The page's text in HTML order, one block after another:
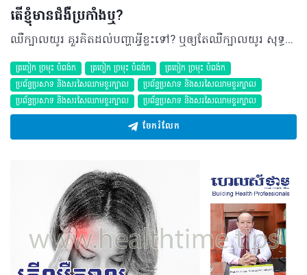
តើខ្ញុំមានជំងឺប្រកាំងឬ?
ឈឺក្បាលយូរ គួរគិតដល់បញ្ហាអ្វីខ្លះទៅ? ឬឲ្យតែឈឺក្បាលយូរ សុទ្ធតែជាជាជំងឺប្រកាំងមែនទេ? ដើម្បីស្រាយចង្ងល់នូវសំណួរទាំងនេះអត្ថបទខាងក្រោម អាចជាចម្លើយសម្រាប់មិត្តអ្នកអានទាំងឡាយបាន… សំណួរ៖ ខ្ញុំបាទអាយុ២៣ឆ្នាំ ភេទប្រុស កម្ពស់១ម៉ែត្រ៦២ ទម្ងន់៥៥គីឡូក្រាម មុខរបរជា និស្សិត។ រយៈពេល២ឆ្នាំកន្លងមកនេះ ខ្ញុំមានអាការៈឈឺក្បាល គេងមិនសូវលក់ និងហេវហត់ ជាខ្លាំង ហើយភាគច្រើនខ្ញុំតែងតែស្វែងរកការ ព្យាបាលដោយការប្រើថ្នាំឈឺក្បាល ឬផ្តាសាយ ប៉ុណ្ណោះ។ ខ្ញុំបាទចង់សួរទៅកាន់លោកវេជ្ជបណ្ឌិតថា ការឈឺក្បាលរយៈពេលយូរបែបនេះនឹងប៉ះពាល់ដល់ខួរក្បាលខ្ញុំដូចម្តេចខ្លះ? តើគួរតែព្យាបាលបែបណា ទើបមានប្រសិទ្ធភាព? តើនេះជា ជំងឺប្រកាំង ឬយ៉ាងណា? ចម្លើយ៖ ទាក់ទងនឹងកត្តាឈឺក្បាល និងការហេវហត់ត្រូវពិនិត្យមើលលើសុខភាពទូទៅ ថាមានខ្វះគ្រាប់ឈាមក្រហម គ្រាប់ឈាមមិនមានមេរោគ បានចាក់ថ្នាំបង្ការគ្រប់ចំនួន។ ទោះជាយ៉ាង ណាក៏ដោយ ប្រសិនបើមិនមានអាការៈជំងឺផ្សេង ទៀតទេ ព្រមទាំងធ្វើតាមបទដ្ឋានត្រឹមត្រូវហើយ នៅតែឈឺក្បាលទៀត ដូចនេះត្រូវចោទសួរថាតើការឈឺក្បាលបណ្តាលមកពីមូលហេតុអ្វី? ការឈឺក្បាលរយៈពេលយូរ មានលក្ខណៈឈឺបាត់ៗ តែមិនមានភាពធ្ងន់ធ្ងរអ្វីទេ ការឈឺនេះអាចទាក់ ទងនឹងអារម្មណ៍ច្រើនជាង។ បើមានជាដុំសាច់ផ្សេងៗក្នុងខួរក្បាល ឬការប៉ះពាល់ដល់ប្រព័ន្ធ ប្រសាទ វាមិនប្រាកដថាមានតែឈឺក្បាលមួយមុខទេ អាចមានលេចចេញជាសញ្ញាផ្សេងៗទៀត ដូចជាមិនអាចកម្រើកដៃ ឬជើងបាន រឹងក ឡើងកម្តៅ ស្ពឹក ប៉ះពាល់លើភ្នែក ឬត្រចៀកជាដើម។ បើសិនជាប្រកាំង ការឈឺត្រូវមានលក្ខណៈពិសេសដូចជាឈឺមួយចំហៀង ឆ្វេង ឬស្តាំ រយៈពេលឈឺតិចជាង ៧២ ម៉ោង ហើយការឈឺមាន ពេលវេលាច្បាស់លាស់ និងមានអាការៈក្អួតចង្អោរ ស្រវាំងភ្នែកជាដើម។ ប៉ុន្តែការជួបពិគ្រោះជាមួយវេជ្ជបណ្ឌិត ផ្នែកប្រព័ន្ធសរសៃប្រសាទ ខួរក្បាល និងសរសៃប្រសាទ ដើម្បីធ្វើរោគវិនិច្ឆ័យ ឲ្យបានត្រឹមត្រូវទើបជាការប្រសើរ។ បកស្រាយដោយ៖ សាស្ត្រាចារ្យ វេជ្ជបណ្ឌិត ជុំ ណាវុធ ឯកទេសប្រព័ន្ធសរសៃប្រសាទ សរសៃឈាមខួរក្បាល នាយផ្នែកសរសៃប្រសាទខួរក្បាល នៃមន្ទីរពេទ្យមិត្តភាពខ្មែរ-សូវៀត ©2019 រក្សាសិទ្ធិគ្រប់យ៉ាង​ដោយ Healthtime Corporation ចំពោះគ្រប់អត្ថបទដោយគ្មានផ្នែកណាមួយត្រូវបោះពុម្ពផ្សាយចូល ប្រព័ន្ធអ៊ីនធឺណែតឧបករណ៍អេឡិចត្រូនិកអាត់ជាសំឡេងឬថតចំលងគ្រប់រូបភាពដោយគ្មានការអនុញ្ញាតឡើយ
ត្រចៀក ច្រមុះ បំពង់ក ត្រចៀក ច្រមុះ បំពង់ក
ត្រចៀក ច្រមុះ បំពង់ក
ប្រព័ន្ធប្រសាទ និងសរសៃឈាមខួរក្បាល
ប្រព័ន្ធប្រសាទ និងសរសៃឈាមខួរក្បាល
ប្រព័ន្ធប្រសាទ និងសរសៃឈាមខួរក្បាល
ប្រព័ន្ធប្រសាទ និងសរសៃឈាមខួរក្បាល
ចែករំលែក